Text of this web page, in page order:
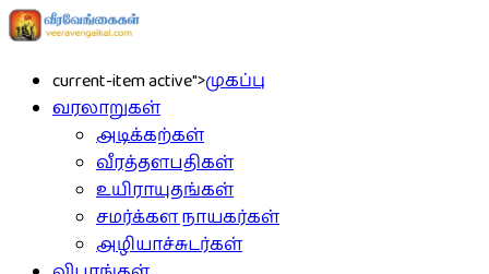
current-item active">முகப்பு
வரலாறுகள்
அடிக்கற்கள்
வீரத்தளபதிகள்
உயிராயுதங்கள்
சமர்க்கள நாயகர்கள்
அழியாச்சுடர்கள்